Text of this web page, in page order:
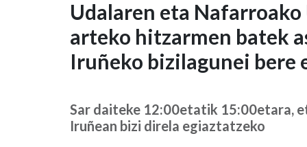
Udalaren
eta
Nafarroako
Unibertsitateko
Museoaren
Udalaren eta
arteko hitzarmen batek
Iruñeko bizilagunei bere
Sar daiteke 12:00etatik 15:00etara,
Iruñean bizi direla egiaztatzeko